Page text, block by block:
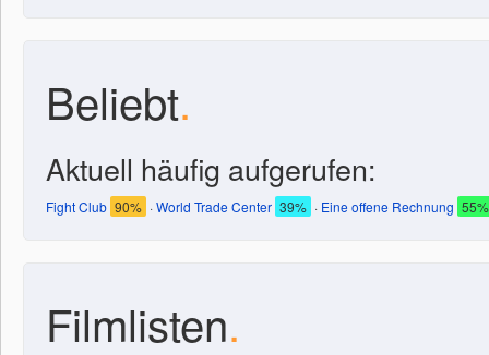
Beliebt.
Aktuell häufig aufgerufen:
Fight Club 90% ·World Trade Center 39% · Eine offene Rechnung 55%
Filmlisten.